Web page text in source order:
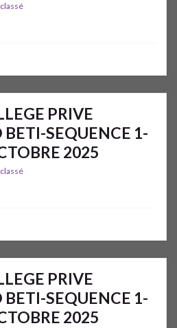
PRIVE
SEQUENCE 1-
2025
PRIVE
SEQUENCE 1-
2025